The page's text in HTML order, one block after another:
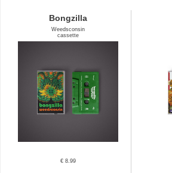
Bongzilla
Weedsconsin
cassette
€ 8.99